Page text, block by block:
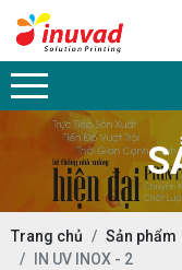
Trang chủ Sản phẩm
IN UV INOX - 2